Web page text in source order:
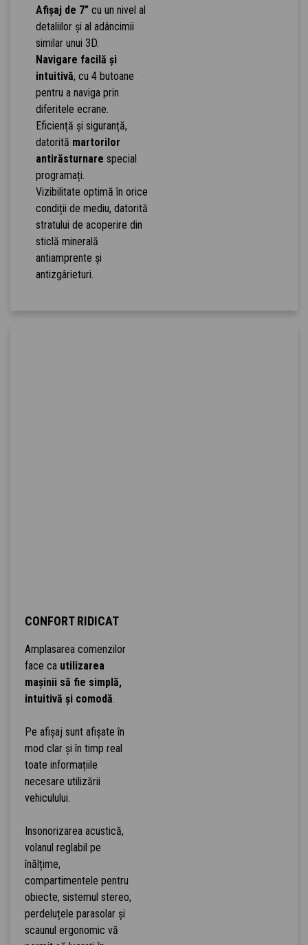
Afișaj de 7”cu un nivel al
detaliilor și al adâncimii
similar unui 3D.
Navigare facilă și
intuitivă, cu 4 butoane
pentru a naviga prin
diferitele ecrane.
Eficiență și siguranță,
datorită martorilor
antirăsturnare special
programați.
Vizibilitate optimă în orice
condiții de mediu, datorită
stratului de acoperire din
sticlă minerală
antiamprente și
antizgârieturi.
CONFORT RIDICAT
Amplasarea comenzilor
face ca utilizarea
mașinii să fie simplă,
intuitivă și comodă.
Pe afișaj sunt afișate în
mod clar și în timp real
toate informațiile
necesare utilizării
vehiculului.
Insonorizarea acustică,
volanul reglabil pe
înălțime,
compartimentele pentru
obiecte, sistemul stereo,
perdeluțele parasolar și
scaunul ergonomic vă